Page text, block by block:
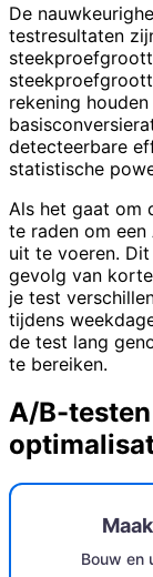
De
testresultaten
rekening
detecteerbare
statistische
Als het gaat om
te raden om
uit te voeren.
gevolg van
je test
tijdens
de test lang
te bereiken.
A/B-
Bouw en